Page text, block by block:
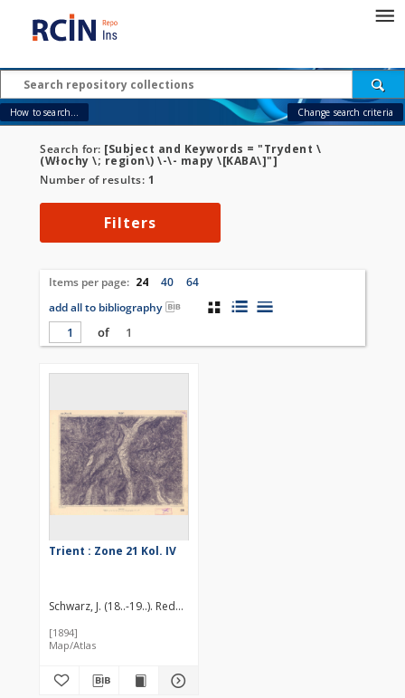
How to search... Change search criteria
Search for: [Subject and Keywords = "Trydent \
(Włochy \; region\) \-\- mapy \[KABA\]"]
Number of results: 1
Filters
Items per page: 24 40
64
add all to bibliography
of
1
Trient : Zone 21 Kol. IV
Schwarz, J. (18..-19..). Redaktor
[1894]
Map/Atlas